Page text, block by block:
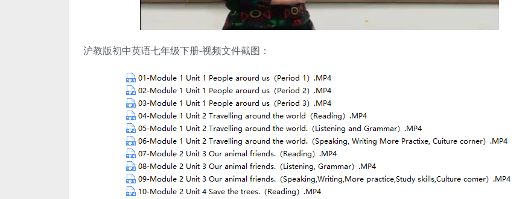
沪教版初中英语七年级下册-视频文件截图：